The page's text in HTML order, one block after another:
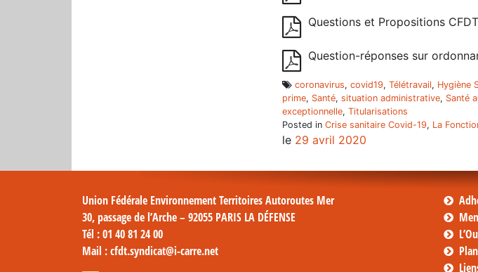
Questions et Propositions CFDT
Question-réponses sur
coronavirus, covid19, Télétravail, Hygiène
prime, Santé, situation administrative, Santé
exceptionnelle, Titularisations
Posted in Crise sanitaire Covid-19, La
le 29 avril 2020
Union Fédérale Environnement Territoires Autoroutes Mer
30, passage de l’Arche – 92055 PARIS LA DÉFENSE
Tél : 01 40 81 24 00
Mail : cfdt.syndicat@i-carre.net